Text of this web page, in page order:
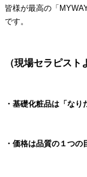
皆様が最高の「
です。
（現場セラピスト
・基礎化粧品は「な
・価格は品質の１つ